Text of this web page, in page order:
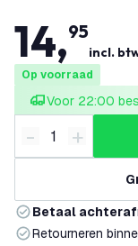
14,95
incl.
Op voorraad
Voor 22:00
Verminder
- Verhoog
+
Betaal achteraf
Retourneren